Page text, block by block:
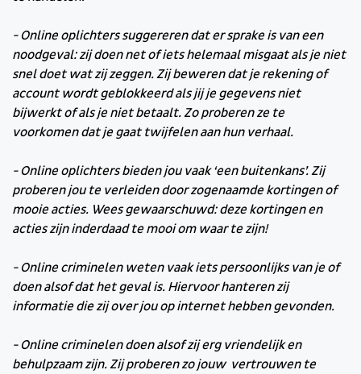
- Online oplichters suggereren dat er sprake is van een
noodgeval: zij doen net of iets helemaal misgaat als je niet
snel doet wat zij zeggen. Zij beweren dat je rekening of
account wordt geblokkeerd als jij je gegevens niet
bijwerkt of als je niet betaalt. Zo proberen ze te
voorkomen dat je gaat twijfelen aan hun verhaal.
- Online oplichters bieden jou vaak ‘een buitenkans’. Zij
proberen jou te verleiden door zogenaamde kortingen of
mooie acties. Wees gewaarschuwd: deze kortingen en
acties zijn inderdaad te mooi om waar te zijn!
- Online criminelen weten vaak iets persoonlijks van je of
doen alsof dat het geval is. Hiervoor hanteren zij
informatie die zij over jou op internet hebben gevonden.
- Online criminelen doen alsof zij erg vriendelijk en
behulpzaam zijn. Zij proberen zo jouw vertrouwen te